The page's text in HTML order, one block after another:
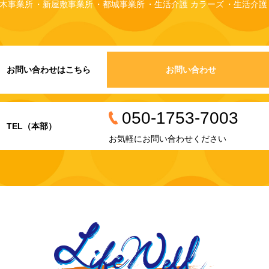
事業所 新屋敷事業所 都城事業所 生活介護 カラーズ 生活介
お問い合わせはこちら お問い合わせ
TEL（本部） 050-1753-7003
お気軽にお問い合わせください